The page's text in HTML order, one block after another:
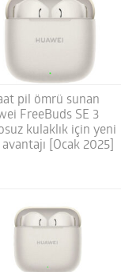
pil ömrü sunan
FreeBuds SE 3
kulaklık için yeni
[Ocak 2025]